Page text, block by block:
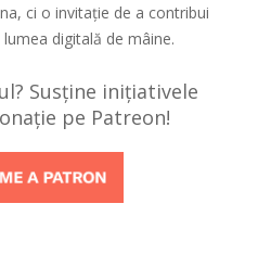
ci o invitație de a contribui
digitală de mâine.
Susține inițiativele
pe Patreon!